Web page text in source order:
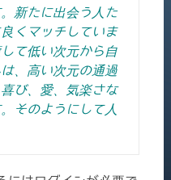
新たに出会う人た
くマッチしていま
て低い次元から自
、高い次元の通過
び、愛、気楽さな
そのようにして人